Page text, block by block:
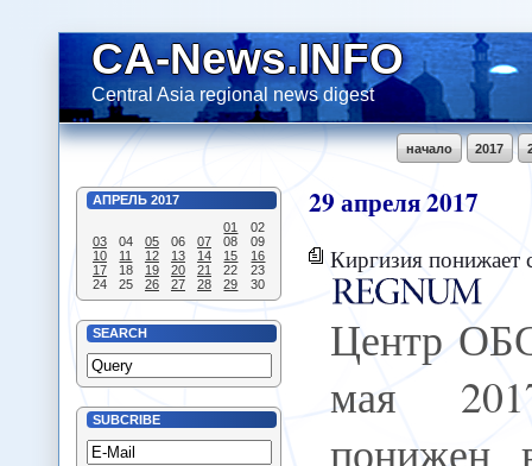
CA-News.INFO
Central Asia regional news digest
2017
начало
АПРЕЛЬ 2017
01
02
03
04 05 06 07 08
09
10
11 12 13 14 15
16
17
18 19 20 21 22
23
24
25 26 27 28 29 30
SEARCH
SUBCRIBE
29апреля2017
Киргизия понижает
Центр
мая
понижен